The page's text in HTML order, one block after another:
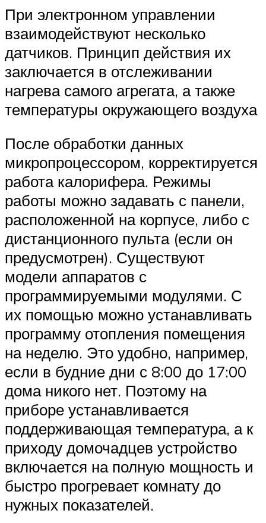
При электронном управлении
взаимодействуют несколько
датчиков. Принцип действия их
заключается в отслеживании
нагрева самого агрегата, а также
температуры окружающего воздуха
После обработки данных
микропроцессором, корректируется
работа калорифера. Режимы
работы можно задавать с панели,
расположенной на корпусе, либо с
дистанционного пульта (если он
предусмотрен). Существуют
модели аппаратов с
программируемыми модулями. С
их помощью можно устанавливать
программу отопления помещения
на неделю. Это удобно, например,
если в будние дни с 8:00 до 17:00
дома никого нет. Поэтому на
приборе устанавливается
поддерживающая температура, а к
приходу домочадцев устройство
включается на полную мощность и
быстро прогревает комнату до
нужных показателей.